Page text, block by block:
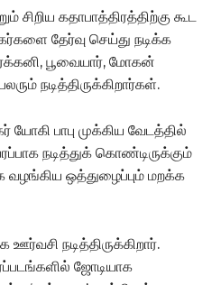
கதாபாத்திரத்திற்கு கூட
தேர்வு செய்து நடிக்க
பூவையார், மோகன்
நடித்திருக்கிறார்கள்.
பாபு முக்கிய வேடத்தில்
நடித்துக் கொண்டிருக்கும்
வழங்கிய ஒத்துழைப்பும் மறக்க
ஊர்வசி நடித்திருக்கிறார்.
ஜோடியாக